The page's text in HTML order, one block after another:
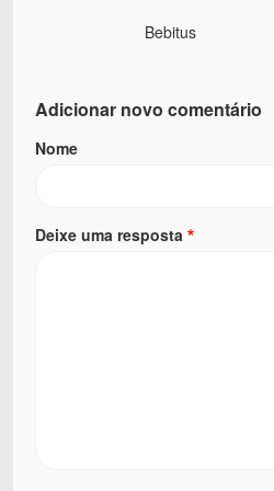
Bebitus
Adicionar novo comentário
Nome
Deixe uma resposta